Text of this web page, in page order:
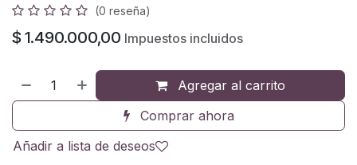
(0 reseña)
$ 1.490.000,00 Impuestos incluidos
Agregar al carrito
Comprar ahora
Añadir a lista de deseos